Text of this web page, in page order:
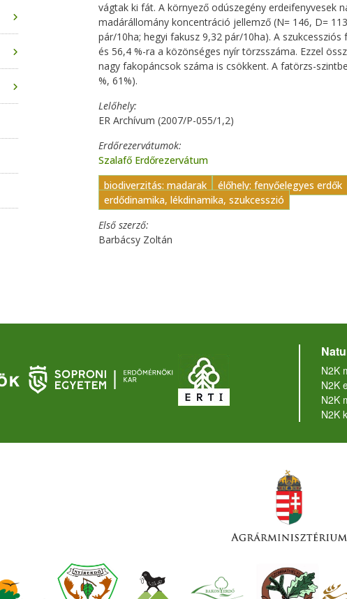
vágtak ki fát. A környező odúszegény erdeifenyvesek
madárállomány koncentráció jellemző (N= 146, D=
pár/10ha; hegyi fakusz 9,32 pár/10ha). A
és 56,4 %-ra a közönséges nyír törzsszáma. Ezzel
nagy fakopáncsok száma is csökkent. A fatörzs-
%, 61%).
Lelőhely
ER Archívum (2007/P-055/1,2)
Erdőrezervátumok
Szalafő Erdőrezervátum
biodiverzitás: madarak
élőhely: fenyőelegyes erdők
erdődinamika, lékdinamika, szukcesszió
Első szerző
Barbácsy Zoltán
N2K
N2K
N2K
N2K